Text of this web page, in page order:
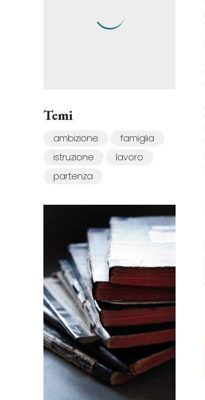
Temi
ambizione
famiglia
istruzione
lavoro
partenza